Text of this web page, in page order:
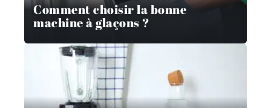
Comment choisir la bonne
machine à glaçons ?